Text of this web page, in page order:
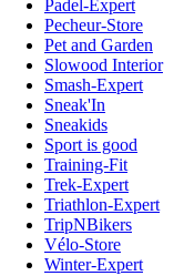
Padel-Expert
Pecheur-Store
Pet and Garden
Slowood Interior
Smash-Expert
Sneak'In
Sneakids
Sport is good
Training-Fit
Trek-Expert
Triathlon-Expert
TripNBikers
Vélo-Store
Winter-Expert